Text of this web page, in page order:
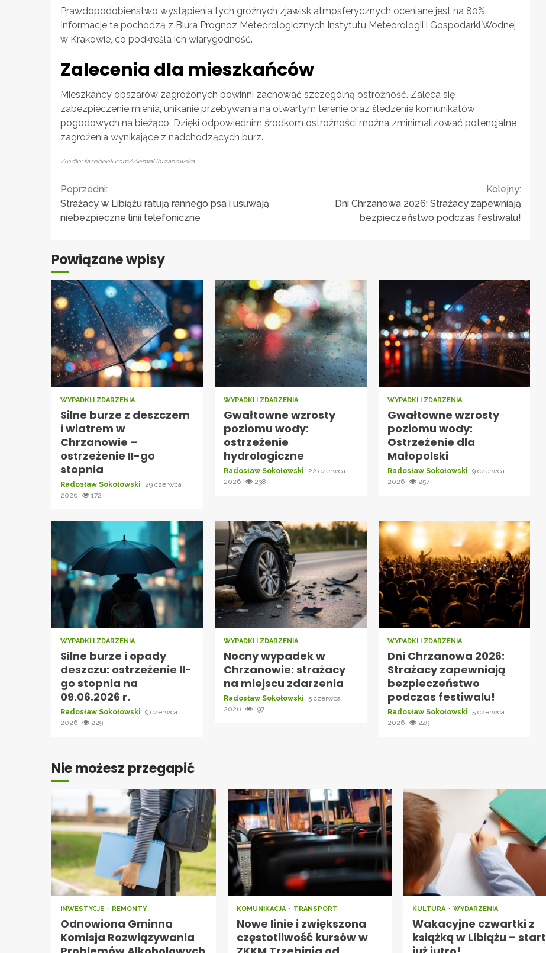
Prawdopodobieństwo wystąpienia tych groźnych zjawisk atmosferycznych oceniane jest na 80%.
Informacje te pochodzą z Biura Prognoz Meteorologicznych Instytutu Meteorologii i Gospodarki Wodnej
w Krakowie, co podkreśla ich wiarygodność.
Zalecenia dla mieszkańców
Mieszkańcy obszarów zagrożonych powinni zachować szczególną ostrożność. Zaleca się
zabezpieczenie mienia, unikanie przebywania na otwartym terenie oraz śledzenie komunikatów
pogodowych na bieżąco. Dzięki odpowiednim środkom ostrożności można zminimalizować potencjalne
zagrożenia wynikające z nadchodzących burz.
Źródło: facebook.com/ZiemiaChrzanowska
Continue
Reading
Poprzedni:
Strażacy w Libiążu ratują rannego psa i usuwają
niebezpieczne linii telefoniczne
Kolejny:
Dni Chrzanowa 2026: Strażacy zapewniają
bezpieczeństwo podczas festiwalu!
Powiązane wpisy
WYPADKI I ZDARZENIA
Silne burze z deszczem
i wiatrem w
Chrzanowie –
ostrzeżenie II-go
stopnia
Radosław Sokołowski
29 czerwca
2026
172
WYPADKI I ZDARZENIA
Gwałtowne wzrosty
poziomu wody:
ostrzeżenie
hydrologiczne
Radosław Sokołowski
22 czerwca
2026
238
WYPADKI I ZDARZENIA
Gwałtowne wzrosty
poziomu wody:
Ostrzeżenie dla
Małopolski
Radosław Sokołowski 9 czerwca
2026
257
WYPADKI I ZDARZENIA
Silne burze i opady
deszczu: ostrzeżenie II-
go stopnia na
09.06.2026 r.
Radosław Sokołowski 9 czerwca
2026
229
WYPADKI I ZDARZENIA
Nocny wypadek w
Chrzanowie: strażacy
na miejscu zdarzenia
Radosław Sokołowski 5 czerwca
2026
197
WYPADKI I ZDARZENIA
Dni Chrzanowa 2026:
Strażacy zapewniają
bezpieczeństwo
podczas festiwalu!
Radosław Sokołowski 5 czerwca
2026
249
Nie możesz przegapić
INWESTYCJE REMONTY
Odnowiona Gminna
Komisja Rozwiązywania
KOMUNIKACJA TRANSPORT
Nowe linie i zwiększona
częstotliwość kursów w
KULTURA WYDARZENIA
Wakacyjne czwartki z
książką w Libiążu – start